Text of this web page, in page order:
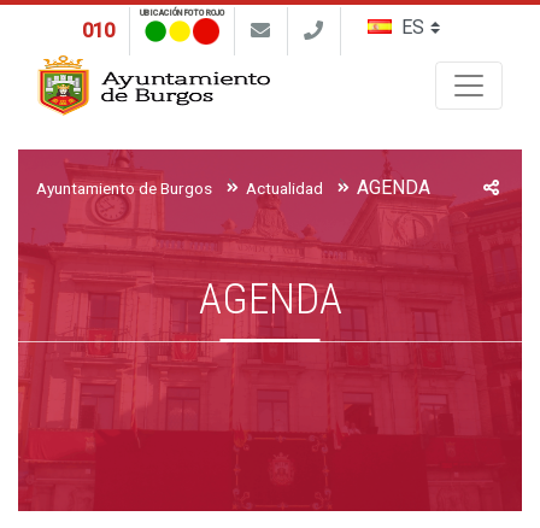
010
UBICACIÓN FOTO ROJO
Ayuntamiento de Burgos Actualidad AGENDA
AGENDA